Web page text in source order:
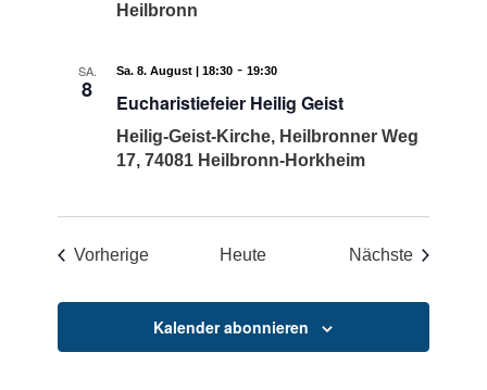
Heilbronn
SA.
8
Sa. 8. August | 18:30 -19:30
Eucharistiefeier Heilig Geist
Heilig-Geist-Kirche, Heilbronner Weg
17, 74081 Heilbronn-Horkheim
VorherigeVeranstaltungen
Heute Nächste
Kalender abonnieren